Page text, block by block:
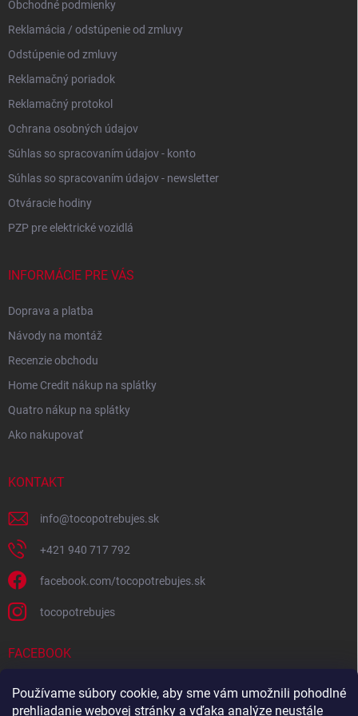
Používame súbory cookie, aby sme vám umožnili pohodlné
prehliadanie webovej stránky a vďaka analýze neustále
Obchodné podmienky
Reklamácia / odstúpenie od zmluvy
Odstúpenie od zmluvy
Reklamačný poriadok
Reklamačný protokol
Ochrana osobných údajov
Súhlas so spracovaním údajov - konto
Súhlas so spracovaním údajov - newsletter
Otváracie hodiny
PZP pre elektrické vozidlá
INFORMÁCIE PRE VÁS
Doprava a platba
Návody na montáž
Recenzie obchodu
Home Credit nákup na splátky
Quatro nákup na splátky
Ako nakupovať
KONTAKT
info@tocopotrebujes.sk
+421 940 717 792
facebook.com/tocopotrebujes.sk
tocopotrebujes
FACEBOOK